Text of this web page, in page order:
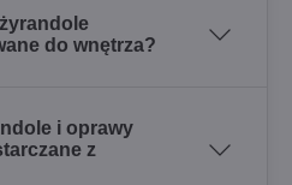
do wnętrza?
i oprawy
z